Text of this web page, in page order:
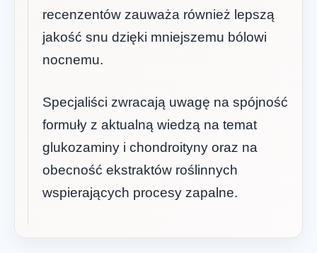
recenzentów zauważa również lepszą
jakość snu dzięki mniejszemu bólowi
nocnemu.
Specjaliści zwracają uwagę na spójność
formuły z aktualną wiedzą na temat
glukozaminy i chondroityny oraz na
obecność ekstraktów roślinnych
wspierających procesy zapalne.